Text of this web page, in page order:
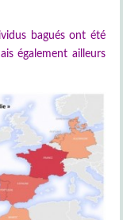
bagués ont été
également ailleurs